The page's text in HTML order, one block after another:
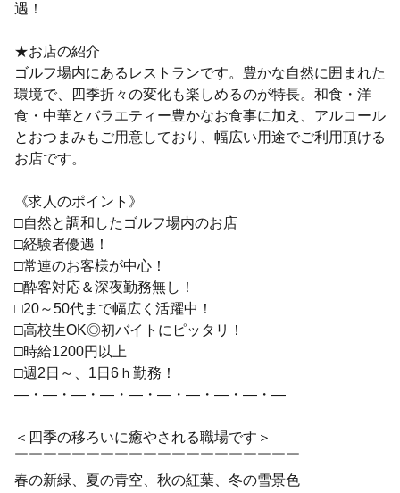
遇！
★お店の紹介
ゴルフ場内にあるレストランです。豊かな自然に囲まれた
環境で、四季折々の変化も楽しめるのが特長。和食・洋
食・中華とバラエティー豊かなお食事に加え、アルコール
とおつまみもご用意しており、幅広い用途でご利用頂ける
お店です。
《求人のポイント》
□自然と調和したゴルフ場内のお店
□経験者優遇！
□常連のお客様が中心！
□酔客対応＆深夜勤務無し！
□20～50代まで幅広く活躍中！
□高校生OK◎初バイトにピッタリ！
□時給1200円以上
□週2日～、1日6ｈ勤務！
―・―・―・―・―・―・―・―・―・―
＜四季の移ろいに癒やされる職場です＞
￣￣￣￣￣￣￣￣￣￣￣￣￣￣￣￣￣￣￣￣
春の新緑、夏の青空、秋の紅葉、冬の雪景色